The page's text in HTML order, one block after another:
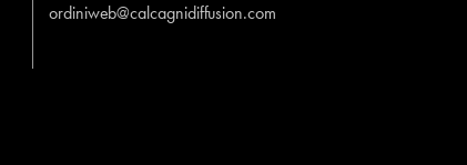
ordiniweb@calcagnidiffusion.com